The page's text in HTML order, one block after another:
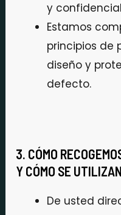
y
Estamos
principios de
diseño y
defecto.
3. CÓMO
Y CÓMO SE
De usted